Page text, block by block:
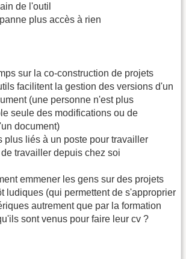
de l'outil
plus accès à rien
sur la co-construction de projets
facilitent la gestion des versions d'un
(une personne n'est plus
seule des modifications ou de
document)
plus liés à un poste pour travailler
travailler depuis chez soi
emmener les gens sur des projets
ludiques (qui permettent de s'approprier
autrement que par la formation
sont venus pour faire leur cv ?